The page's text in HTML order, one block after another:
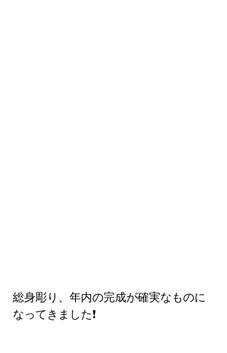
総身彫り、年内の完成が確実なものに
なってきました❗️